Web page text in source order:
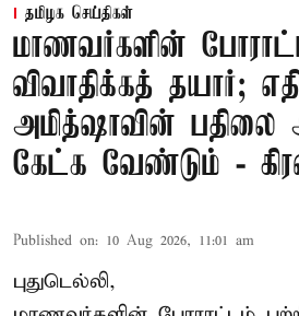
தமிழக செய்திகள்
மாணவர்களின்
விவாதிக்கத் தயார்;
அமித்ஷாவின் பதிலை
கேட்க வேண்டும் -
Published on: 10 Aug 2026, 11:01 am
புதுடெல்லி,